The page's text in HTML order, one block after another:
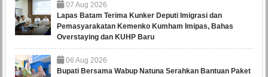
07 Aug 2026
Lapas Batam Terima Kunker Deputi Imigrasi dan
Pemasyarakatan Kemenko Kumham Imipas, Bahas
Overstaying dan KUHP Baru
06 Aug 2026
Bupati Bersama Wabup Natuna Serahkan Bantuan Paket